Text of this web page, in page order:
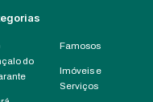
do
Famosos
Imóveis e
Serviços